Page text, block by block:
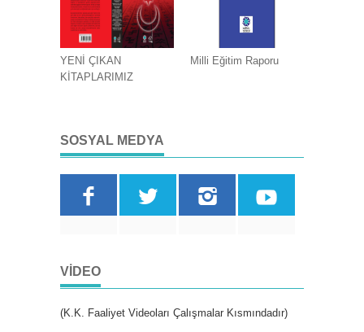
YENİ ÇIKAN
KİTAPLARIMIZ
Milli Eğitim Raporu
SOSYAL MEDYA
VIDEO
(K.K. Faaliyet Videoları Çalışmalar Kısmındadır)